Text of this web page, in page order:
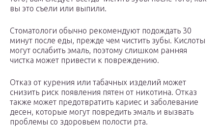
вы это съели или выпили.
Стоматологи обычно рекомендуют подождать 30
минут после еды, прежде чем чистить зубы. Кислоты
могут ослабить эмаль, поэтому слишком ранняя
чистка может привести к повреждению.
Отказ от курения или табачных изделий может
снизить риск появления пятен от никотина. Отказ
также может предотвратить кариес и заболевание
десен, которые могут повредить эмаль и вызвать
проблемы со здоровьем полости рта.